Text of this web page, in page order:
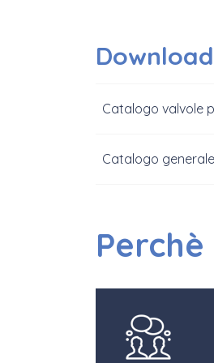
Download
Catalogo valvole
Catalogo